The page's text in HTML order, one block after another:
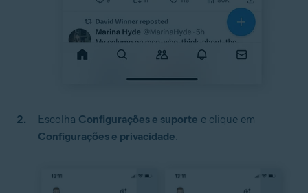
Escolha Configurações e suporte e clique em
Configurações e privacidade.